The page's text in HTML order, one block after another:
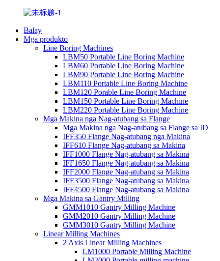
Balay
Mga produkto
Line Boring Machines
LBM50 Portable Line Boring Machine
LBM60 Portable Line Boring Machine
LBM90 Portable Line Boring Machine
LBM110 Portable Line Boring Machine
LBM120 Porable Line Boring Machine
LBM150 Portable Line Boring Machine
LBM220 Portable Line Boring Machine
Mga Makina nga Nag-atubang sa Flange
Mga Makina nga Nag-atubang sa Flange sa ID
IFF350 Flange Nag-atubang nga Makina
IFF610 Flange Nag-atubang sa Makina
IFF1000 Flange Nag-atubang sa Makina
IFF1650 Flange Nag-atubang sa Makina
IFF2000 Flange Nag-atubang sa Makina
IFF3500 Flange Nag-atubang sa Makina
IFF4500 Flange Nag-atubang sa Makina
Mga Makina sa Gantry Milling
GMM1010 Gantry Milling Machine
GMM2010 Gantry Milling Machine
GMM3010 Gantry Milling Machine
Linear Milling Machines
2 Axis Linear Milling Machines
LM1000 Portable Milling Machine